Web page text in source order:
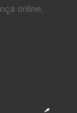
online,